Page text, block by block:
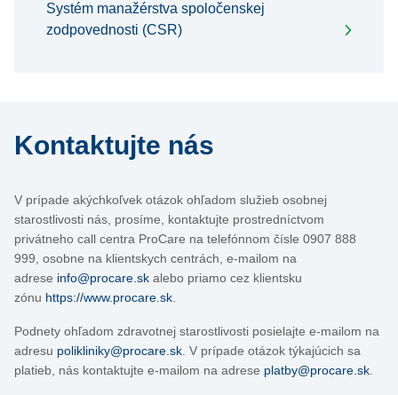
Systém manažérstva spoločenskej
zodpovednosti (CSR)
Kontaktujte nás
V prípade akýchkoľvek otázok ohľadom služieb osobnej
starostlivosti nás, prosíme, kontaktujte prostredníctvom
privátneho call centra ProCare na telefónnom čísle 0907 888
999, osobne na klientskych centrách, e-mailom na
adrese info@procare.sk alebo priamo cez klientsku
zónu https://www.procare.sk.
Podnety ohľadom zdravotnej starostlivosti posielajte e-mailom na
adresu polikliniky@procare.sk. V prípade otázok týkajúcich sa
platieb, nás kontaktujte e-mailom na adrese platby@procare.sk.